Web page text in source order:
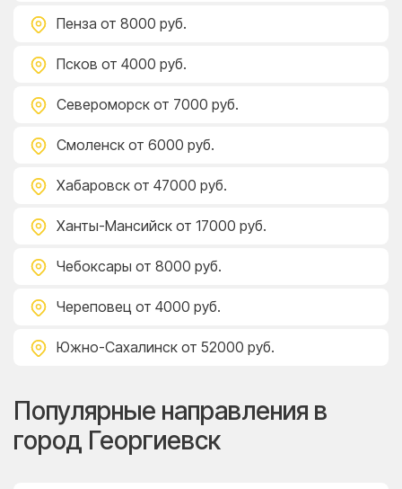
Пенза от 8000 руб.
Псков от 4000 руб.
Североморск от 7000 руб.
Смоленск от 6000 руб.
Хабаровск от 47000 руб.
Ханты-Мансийск от 17000 руб.
Чебоксары от 8000 руб.
Череповец от 4000 руб.
Южно-Сахалинск от 52000 руб.
Популярные направления в
город Георгиевск